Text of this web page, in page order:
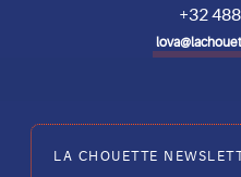
+32
LA CHOUETTE